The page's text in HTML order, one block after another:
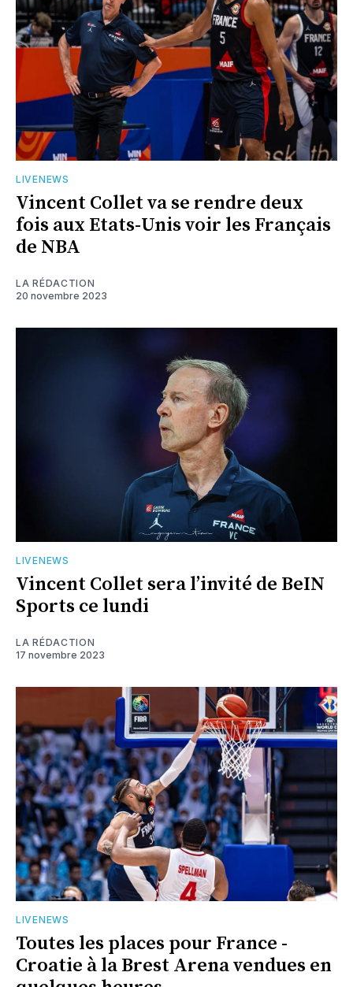
LIVENEWS
Vincent Collet va se rendre deux
fois aux Etats-Unis voir les Français
de NBA
LA RÉDACTION
20 novembre 2023
LIVENEWS
Vincent Collet sera l’invité de BeIN
Sports ce lundi
LA RÉDACTION
17 novembre 2023
LIVENEWS
Toutes les places pour France -
Croatie à la Brest Arena vendues en